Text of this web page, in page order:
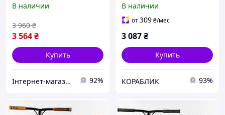
дека принт Skulls and
Разноцветный (105679)
В наличии
3 564₴
3 960 ₴
Купить
Інтернет-магазин "Klever" 92%
алюминиевый диск и
дека с принтом, колёса
В наличии
от309₴/мес
3 087₴
Купить
КОРАБЛИК 93%